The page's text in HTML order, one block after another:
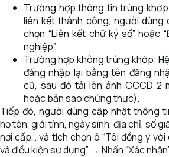
Trường hợp thông tin trùng
liên kết thành công, người
chọn “Liên kết chữ ký số” hoặc
nghiệp”.
Trường hợp không trùng khớp:
đăng nhập lại bằng tên đăng
cũ, sau đó tải lên ảnh CCCD 2
hoặc bản sao chứng thực).
Tiếp đó, người dùng cập nhật thông
họ tên, giới tính, ngày sinh, địa chỉ, số
nơi cấp… và tích chọn ô “Tôi đồng ý với
và điều kiện sử dụng” → Nhấn “Xác